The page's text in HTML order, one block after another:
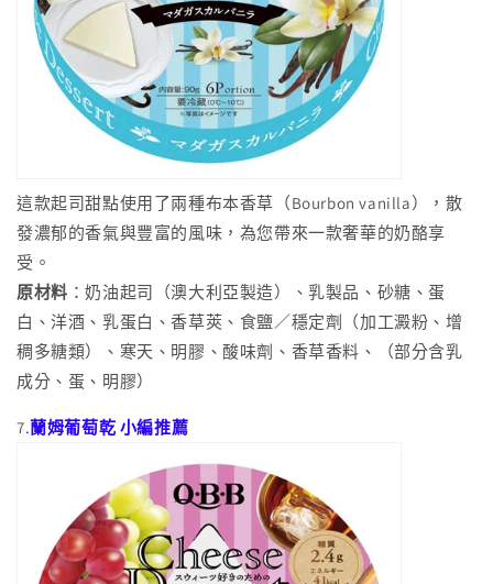
這款起司甜點使用了兩種布本香草（Bourbon vanilla），散
發濃郁的香氣與豐富的風味，為您帶來一款奢華的奶酪享
受。
原材料 ：奶油起司（澳大利亞製造）、乳製品、砂糖、蛋
白、洋酒、乳蛋白、香草莢、食鹽／穩定劑（加工澱粉、增
稠多糖類）、寒天、明膠、酸味劑、香草香料、（部分含乳
成分、蛋、明膠）
7.蘭姆葡萄乾 小編推薦